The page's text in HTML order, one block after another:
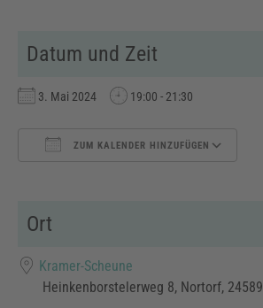
Datum und Zeit
3. Mai 2024 19:00 - 21:30
ZUM KALENDER HINZUFÜGEN
Ort
Kramer-Scheune
Heinkenborstelerweg 8, Nortorf, 24589